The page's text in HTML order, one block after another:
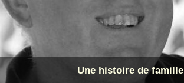
Une histoire de famille